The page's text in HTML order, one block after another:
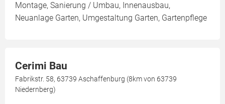
Montage, Sanierung / Umbau, Innenausbau,
Neuanlage Garten, Umgestaltung Garten, Gartenpflege
Cerimi Bau
Fabrikstr. 58, 63739 Aschaffenburg (8km von 63739
Niedernberg)